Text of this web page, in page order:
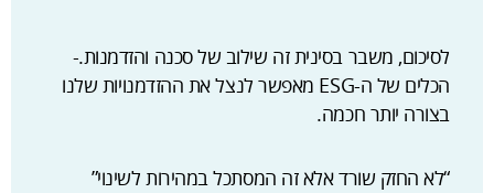
לסיכום, משבר בסינית זה שילוב של סכנה והזדמנות.-
הכלים של ה-ESG מאפשר לנצל את ההזדמנויות שלנו
בצורה יותר חכמה.
“לא החזק שורד אלא זה המסתכל במהירות לשינוי”